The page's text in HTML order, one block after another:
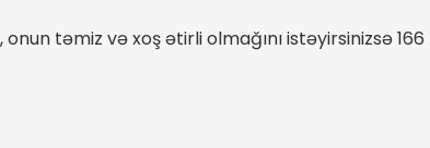
təmiz və xoş ətirli olmağını istəyirsinizsə 166